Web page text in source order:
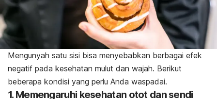
Mengunyah satu sisi bisa menyebabkan berbagai efek
negatif pada kesehatan mulut dan wajah. Berikut
beberapa kondisi yang perlu Anda waspadai.
1. Memengaruhi kesehatan otot dan sendi